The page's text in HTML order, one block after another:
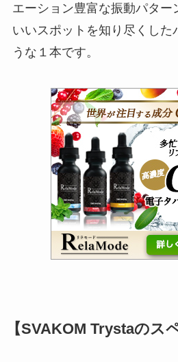
エーション豊富な振動パター
いいスポットを知り尽くした
うな１本です。
【SVAKOM Trystaのス